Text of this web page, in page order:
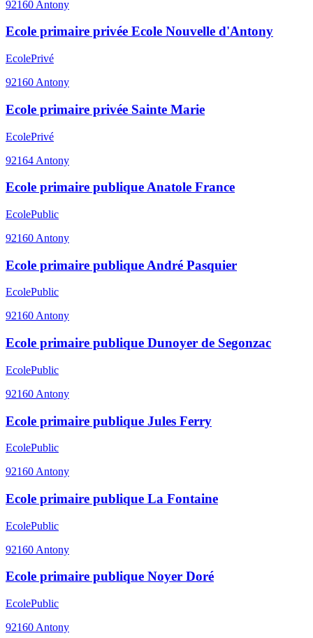
92160 Antony
Ecole primaire privée Ecole Nouvelle d'Antony
EcolePrivé
92160 Antony
Ecole primaire privée Sainte Marie
EcolePrivé
92164 Antony
Ecole primaire publique Anatole France
EcolePublic
92160 Antony
Ecole primaire publique André Pasquier
EcolePublic
92160Antony
Ecole primaire publique Dunoyer de Segonzac
EcolePublic
92160 Antony
Ecole primaire publique Jules Ferry
EcolePublic
92160 Antony
Ecole primaire publique La Fontaine
EcolePublic
92160 Antony
Ecole primaire publique Noyer Doré
EcolePublic
92160 Antony